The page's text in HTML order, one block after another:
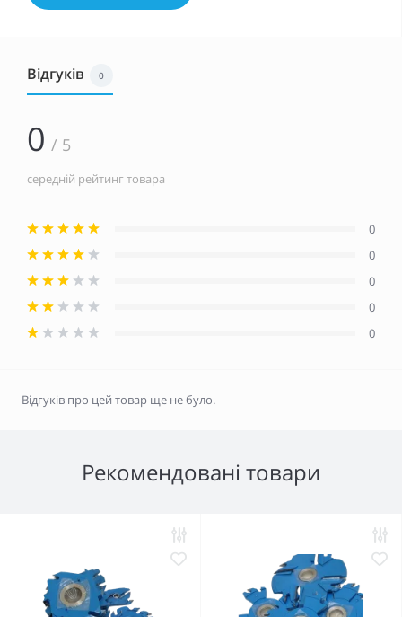
Відгуків 0
0 / 5
середній рейтинг товара
0
0
0
0
0
Відгуків про цей товар ще не було.
Рекомендовані товари